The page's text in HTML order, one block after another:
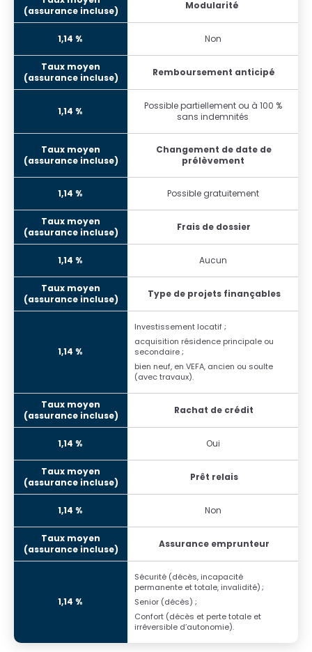
Modularité
Non
Remboursement anticipé
Possible partiellement ou à 100 %
sans indemnités
Changement de date de
prélèvement
Possible gratuitement
Frais de dossier
Aucun
Type de projets finançables
Investissement locatif ;
acquisition résidence principale ou
secondaire ;
bien neuf, en VEFA, ancien ou soulte
(avec travaux).
Rachat de crédit
Oui
Prêt relais
Non
Assurance emprunteur
Sécurité (décès, incapacité
permanente et totale, invalidité) ;
Senior (décès) ;
Confort (décès et perte totale et
irréversible d’autonomie).